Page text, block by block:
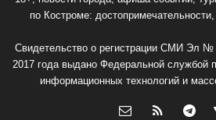
по Костроме:
Свидетельство о регистрации СМИ Эл
2017 года выдано Федеральной службой
информационных технологий и